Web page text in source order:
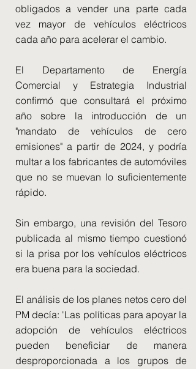
obligados a vender una parte cada
vez mayor de vehículos eléctricos
cada año para acelerar el cambio.
El Departamento de Energía
Comercial y Estrategia Industrial
confirmó que consultará el próximo
año sobre la introducción de un
"mandato de vehículos de cero
emisiones" a partir de 2024, y podría
multar a los fabricantes de automóviles
que no se muevan lo suficientemente
rápido.
Sin embargo, una revisión del Tesoro
publicada al mismo tiempo cuestionó
si la prisa por los vehículos eléctricos
era buena para la sociedad.
El análisis de los planes netos cero del
PM decía: 'Las políticas para apoyar la
adopción de vehículos eléctricos
pueden beneficiar de manera
desproporcionada a los grupos de